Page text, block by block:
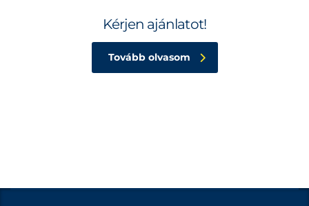
Kérjen ajánlatot!
Tovább olvasom